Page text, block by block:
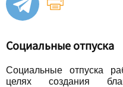
Социальные отпуска
Социальные отпуска
целях создания